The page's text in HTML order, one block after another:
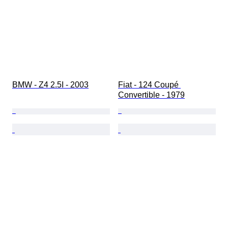
BMW - Z4 2.5I - 2003
Fiat - 124 Coupé
Convertible - 1979